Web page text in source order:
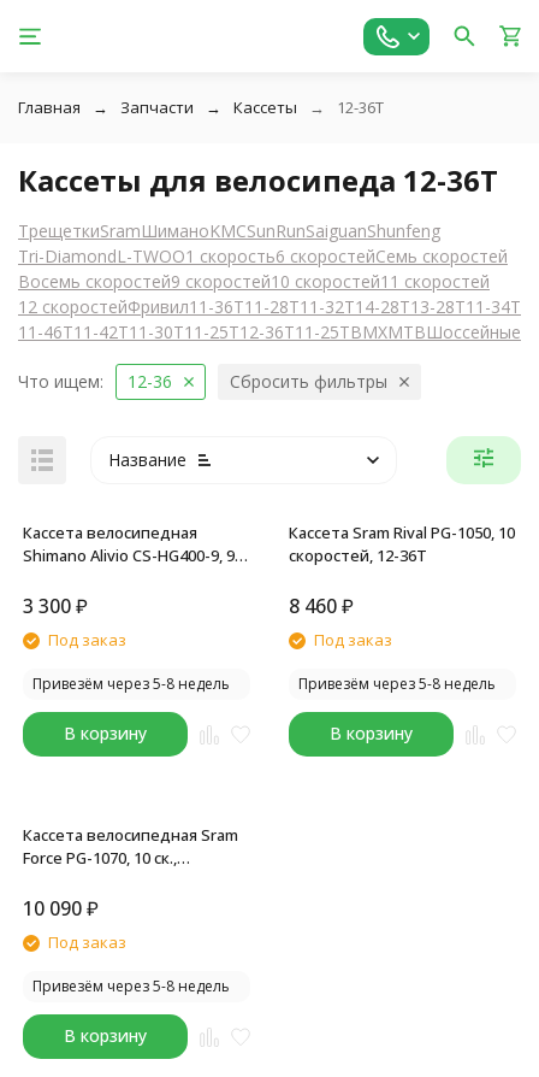
Главная Запчасти Кассеты 12-36T
Кассеты для велосипеда 12-36T
ТрещеткиSramШиманоKMCSunRunSaiguanShunfeng
Tri-DiamondL-TWOO1 скорость6 скоростейСемь скоростей
Восемь скоростей9 скоростей10 скоростей11 скоростей
12 скоростейФривил11-36T11-28T11-32T14-28T13-28T11-34T
11-46T11-42T11-30T11-25T12-36T11-25TBMXMTBШоссейные
Что ищем: 12-36 Сбросить фильтры
Название
Кассета велосипедная
Shimano Alivio CS-HG400-9, 9
3 300₽
Под заказ
Привезём через 5-8 недель
В корзину
Кассета Sram Rival PG-1050, 10
скоростей, 12-36T
8 460₽
Под заказ
Привезём через 5-8 недель
В корзину
Кассета велосипедная Sram
Force PG-1070, 10 ск.,
10 090₽
Под заказ
Привезём через 5-8 недель
В корзину